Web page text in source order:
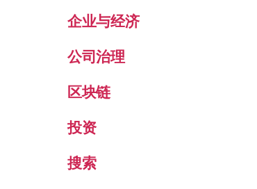
企业与经济
公司治理
区块链
投资
搜索